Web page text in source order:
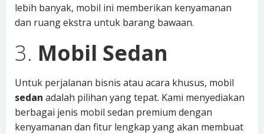
lebih banyak, mobil ini memberikan kenyamanan
dan ruang ekstra untuk barang bawaan.
3. Mobil Sedan
Untuk perjalanan bisnis atau acara khusus, mobil
sedan adalah pilihan yang tepat. Kami menyediakan
berbagai jenis mobil sedan premium dengan
kenyamanan dan fitur lengkap yang akan membuat